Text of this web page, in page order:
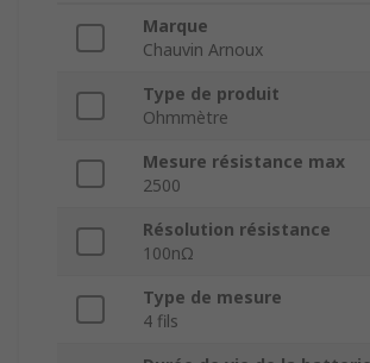
Marque
Chauvin Arnoux
Type de produit
Ohmmètre
Mesure résistance max
2500
Résolution résistance
100nΩ
Type de mesure
4 fils